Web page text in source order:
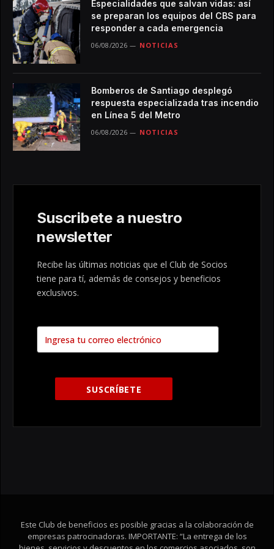
Especialidades que salvan vidas: así
se preparan los equipos del CBS para
responder a cada emergencia
06/08/2026 NOTICIAS
Bomberos de Santiago desplegó
respuesta especializada tras incendio
en Línea 5 del Metro
06/08/2026 NOTICIAS
Suscribete a nuestro
newsletter
Recibe las últimas noticias que el Club de Socios
tiene para tí, además de consejos y beneficios
exclusivos.
Este Club de beneficios es posible gracias a la colaboración de
empresas patrocinadoras. IMPORTANTE: “La entrega de los